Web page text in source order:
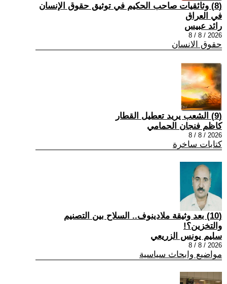
(8) وثائقيات صاحب الحكيم في توثيق حقوق الإنسان
في العراق
رائد عبيس
2026 / 8 / 8
حقوق الانسان
(9) الشعب يريد تعطيل القطار
كاظم فنجان الحمامي
2026 / 8 / 8
كتابات ساخرة
(10) بعد وثيقة ملادينوف.. السلاح بين التصنيم
والتخزين؟!
سليم يونس الزريعي
2026 / 8 / 8
مواضيع وابحاث سياسية